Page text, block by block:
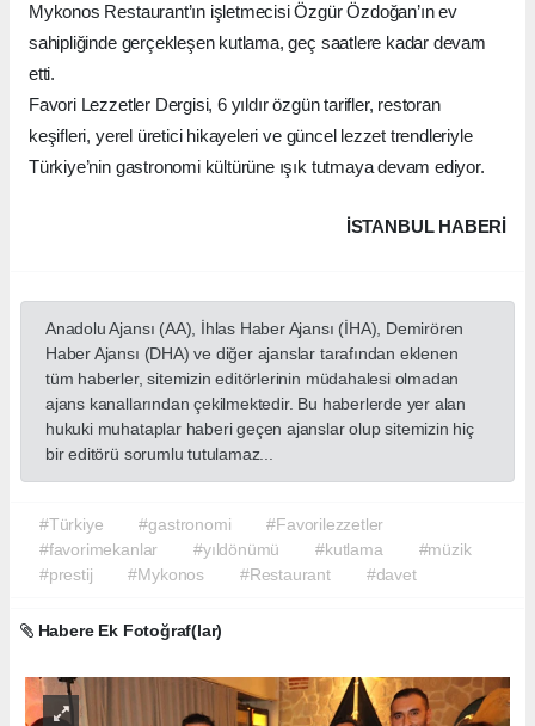
Mykonos Restaurant’ın işletmecisi Özgür Özdoğan’ın ev
sahipliğinde gerçekleşen kutlama, geç saatlere kadar devam
etti.
Favori Lezzetler Dergisi, 6 yıldır özgün tarifler, restoran
keşifleri, yerel üretici hikayeleri ve güncel lezzet trendleriyle
Türkiye’nin gastronomi kültürüne ışık tutmaya devam ediyor.
İSTANBUL HABERİ
Anadolu Ajansı (AA), İhlas Haber Ajansı (İHA), Demirören
Haber Ajansı (DHA) ve diğer ajanslar tarafından eklenen
tüm haberler, sitemizin editörlerinin müdahalesi olmadan
ajans kanallarından çekilmektedir. Bu haberlerde yer alan
hukuki muhataplar haberi geçen ajanslar olup sitemizin hiç
bir editörü sorumlu tutulamaz...
#Türkiye #gastronomi
#Favorilezzetler
#favorimekanlar
#yıldönümü #kutlama
#müzik
#prestij
#Mykonos #Restaurant #davet
Habere Ek Fotoğraf(lar)